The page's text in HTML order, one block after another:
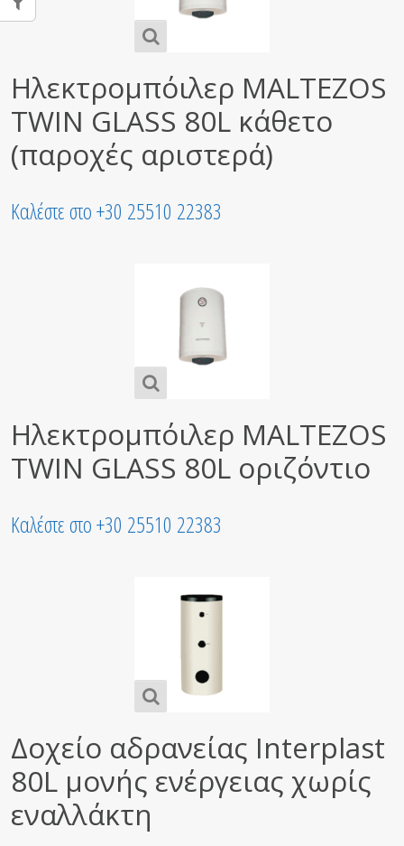
Ηλεκτρομπόιλερ MALTEZOS
TWIN GLASS 80L κάθετο
(παροχές αριστερά)
Καλέστε στο +30 25510 22383
Ηλεκτρομπόιλερ MALTEZOS
TWIN GLASS 80L οριζόντιο
Καλέστε στο +30 25510 22383
Δοχείο αδρανείας Interplast
80L μονής ενέργειας χωρίς
εναλλάκτη